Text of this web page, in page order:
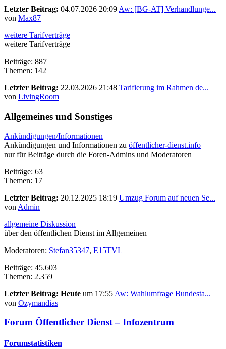
Letzter Beitrag: 04.07.2026 20:09 Aw: [BG-AT] Verhandlunge...
von Max87
weitere Tarifverträge
weitere Tarifverträge
Beiträge: 887
Themen: 142
Letzter Beitrag: 22.03.2026 21:48 Tarifierung im Rahmen de...
von LivingRoom
Allgemeines und Sonstiges
Ankündigungen/Informationen
Ankündigungen und Informationen zu öffentlicher-dienst.info
nur für Beiträge durch die Foren-Admins und Moderatoren
Beiträge: 63
Themen: 17
Letzter Beitrag: 20.12.2025 18:19 Umzug Forum auf neuen Se...
von Admin
allgemeine Diskussion
über den öffentlichen Dienst im Allgemeinen
Moderatoren: Stefan35347, E15TVL
Beiträge: 45.603
Themen: 2.359
Letzter Beitrag: Heute um 17:55 Aw: Wahlumfrage Bundesta...
von Ozymandias
Forum Öffentlicher Dienst – Infozentrum
Forumstatistiken